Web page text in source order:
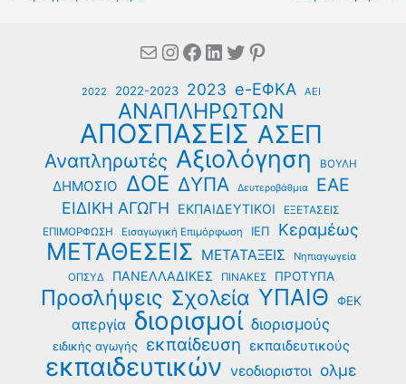
MailInstagram
Facebook
Linkedin
Twitter
Pinterest
2022 2022-2023 2023 e-ΕΦΚΑ ΑΕΙ
ΑΝΑΠΛΗΡΩΤΩΝ
ΑΠΟΣΠΑΣΕΙΣ ΑΣΕΠ
Αναπληρωτές Αξιολόγηση ΒΟΥΛΗ
ΔΗΜΟΣΙΟ ΔΟΕ ΔΥΠΑ Δευτεροβάθμια ΕΑΕ
ΕΙΔΙΚΗ ΑΓΩΓΗ ΕΚΠΑΙΔΕΥΤΙΚΟΙ ΕΞΕΤΑΣΕΙΣ
ΕΠΙΜΟΡΦΩΣΗ Εισαγωγική Επιμόρφωση ΙΕΠ Κεραμέως
ΜΕΤΑΘΕΣΕΙΣ ΜΕΤΑΤΑΞΕΙΣ
Νηπιαγωγεία
ΟΠΣΥΔ
ΠΑΝΕΛΛΑΔΙΚΕΣ ΠΙΝΑΚΕΣ ΠΡΟΤΥΠΑ
Προσλήψεις Σχολεία ΥΠΑΙΘ ΦΕΚ
απεργία διορισμοί διορισμούς
ειδικής αγωγής εκπαίδευση εκπαιδευτικούς
εκπαιδευτικών νεοδιοριστοι ολμε